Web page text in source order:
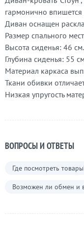
гармонично
Диван оснащен
Размер спального
Высота сиденья: 46 см.
Глубина сиденья: 55
Материал каркаса
Ткани обивки
Низкая упругость
ВОПРОСЫ И ОТВЕТЫ
Где посмотреть
Возможен ли обмен и